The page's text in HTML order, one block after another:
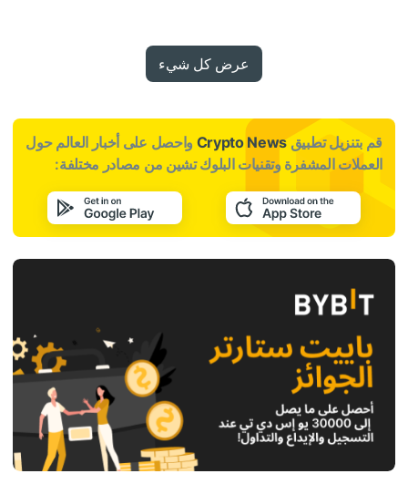
عرض كل شيء
قم بتنزيل تطبيقCrypto News واحصل على أخبار العالم حول
العملات المشفرة وتقنيات البلوك تشين من مصادر مختلفة: